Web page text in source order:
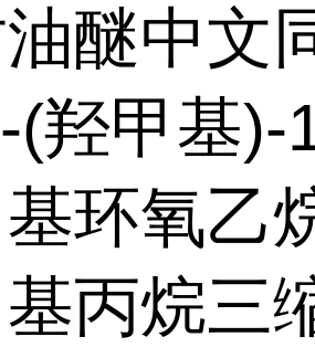
醚中文
(羟甲基)-
环氧乙
丙烷三